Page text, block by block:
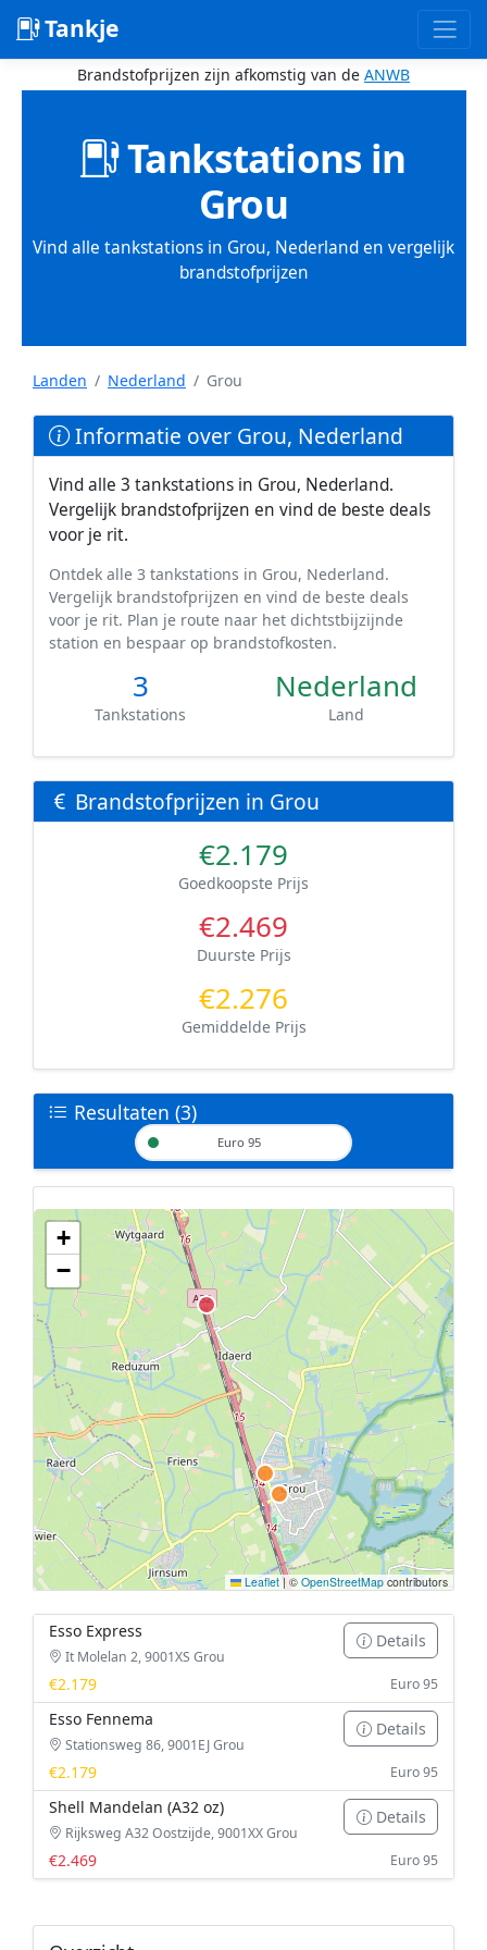
Tankje
Brandstofprijzen zijn afkomstig van de ANWB
Tankstations in
Grou
Vind alle tankstations in Grou, Nederland en vergelijk
brandstofprijzen
Landen Nederland Grou
Informatie over Grou, Nederland
Vind alle 3 tankstations in Grou, Nederland.
Vergelijk brandstofprijzen en vind de beste deals
voor je rit.
Ontdek alle 3 tankstations in Grou, Nederland.
Vergelijk brandstofprijzen en vind de beste deals
voor je rit. Plan je route naar het dichtstbijzijnde
station en bespaar op brandstofkosten.
3
Tankstations
Nederland
Land
Brandstofprijzen in Grou
€2.179
Goedkoopste Prijs
€2.469
Duurste Prijs
€2.276
Gemiddelde Prijs
Resultaten (3)
Euro 95
Geen tankstations met locatiegegevens gevonden.
De kaart kan niet worden weergegeven zonder GPS coördinaten.
+
−
Leaflet | © OpenStreetMap contributors
Esso Express
It Molelan 2, 9001XS Grou
Details
€2.179 Euro 95
Esso Fennema
Stationsweg 86, 9001EJ Grou
Details
€2.179 Euro 95
Shell Mandelan (A32 oz)
Rijksweg A32 Oostzijde, 9001XX Grou
Details
€2.469 Euro 95